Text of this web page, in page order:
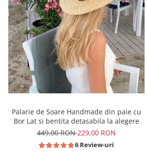
Palarie de Soare Handmade din paie cu
Bor Lat si bentita detasabila la alegere
449,00 RON229,00 RON
6 Review-uri